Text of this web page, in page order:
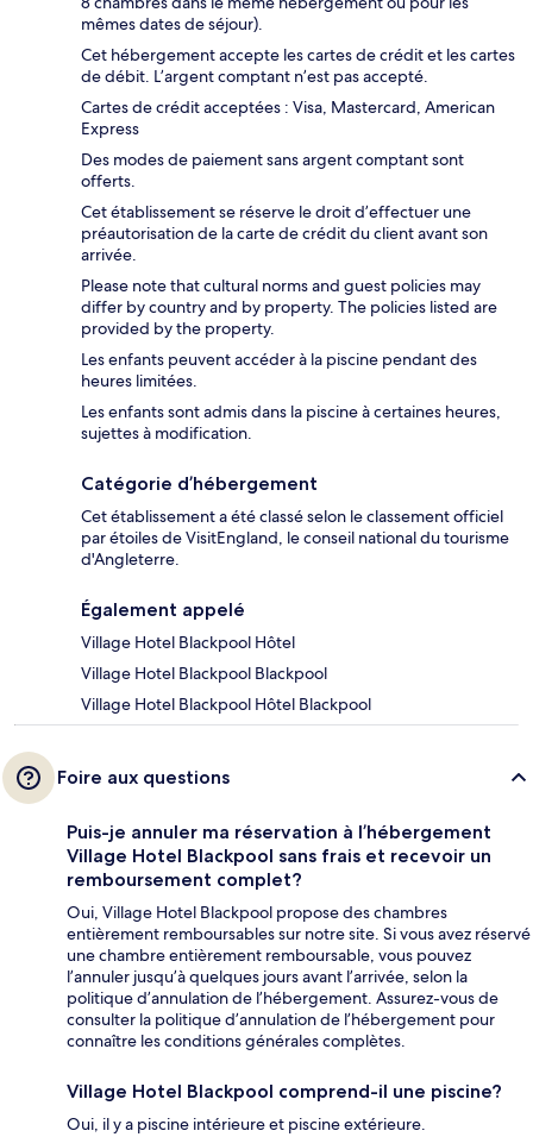
mêmes dates de séjour).
Cet hébergement accepte les cartes de crédit et les cartes
de débit. L’argent comptant n’est pas accepté.
Cartes de crédit acceptées : Visa, Mastercard, American
Express
Des modes de paiement sans argent comptant sont
offerts.
Cet établissement se réserve le droit d’effectuer une
préautorisation de la carte de crédit du client avant son
arrivée.
Please note that cultural norms and guest policies may
differ by country and by property. The policies listed are
provided by the property.
Les enfants peuvent accéder à la piscine pendant des
heures limitées.
Les enfants sont admis dans la piscine à certaines heures,
sujettes à modification.
Catégorie d’hébergement
Cet établissement a été classé selon le classement officiel
par étoiles de VisitEngland, le conseil national du tourisme
d'Angleterre.
Également appelé
Village Hotel Blackpool Hôtel
Village Hotel Blackpool Blackpool
Village Hotel Blackpool Hôtel Blackpool
Foire aux questions
Puis-je annuler ma réservation à l’hébergement
Village Hotel Blackpool sans frais et recevoir un
remboursement complet?
Oui, Village Hotel Blackpool propose des chambres
entièrement remboursables sur notre site. Si vous avez réservé
une chambre entièrement remboursable, vous pouvez
l’annuler jusqu’à quelques jours avant l’arrivée, selon la
politique d’annulation de l’hébergement. Assurez-vous de
consulter la politique d’annulation de l’hébergement pour
connaître les conditions générales complètes.
Village Hotel Blackpool comprend-il une piscine?
Oui, il y a piscine intérieure et piscine extérieure.